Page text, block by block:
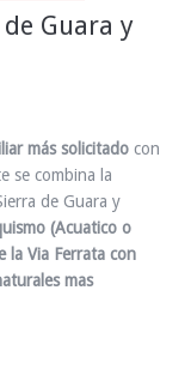
Guara y
más solicitado con
se combina la
de Guara y
(Acuatico o
la Via Ferrata con
mas